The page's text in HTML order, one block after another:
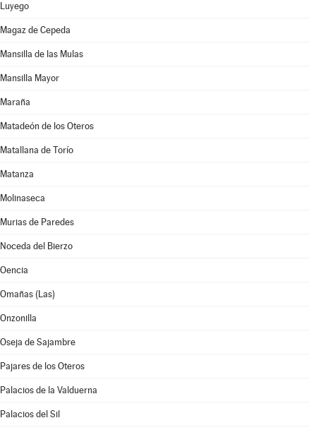
Luyego
Magaz de Cepeda
Mansilla de las Mulas
Mansilla Mayor
Maraña
Matadeón de los Oteros
Matallana de Torío
Matanza
Molinaseca
Murias de Paredes
Noceda del Bierzo
Oencia
Omañas (Las)
Onzonilla
Oseja de Sajambre
Pajares de los Oteros
Palacios de la Valduerna
Palacios del Sil